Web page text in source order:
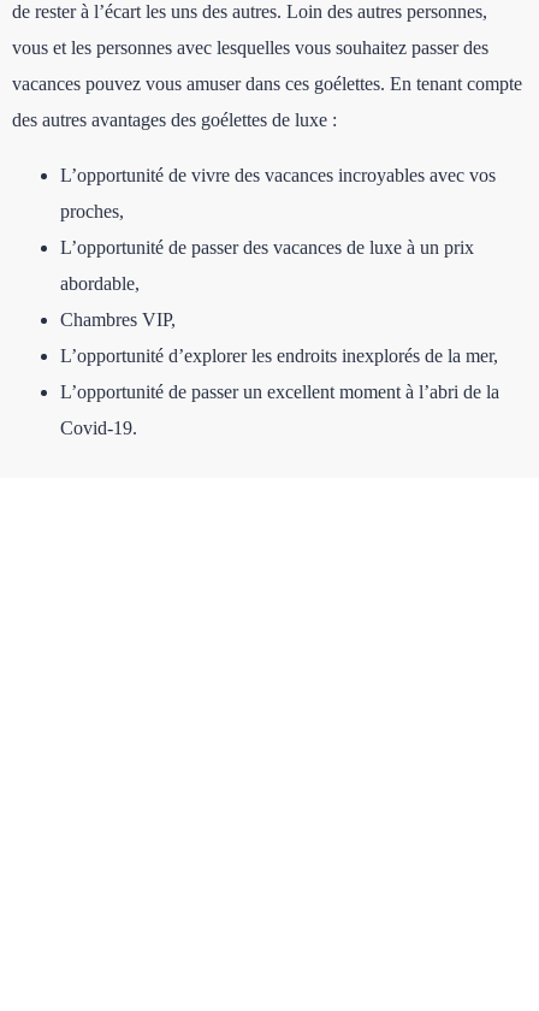
de rester à l’écart les uns des autres. Loin des autres personnes,
vous et les personnes avec lesquelles vous souhaitez passer des
vacances pouvez vous amuser dans ces goélettes. En tenant compte
des autres avantages des goélettes de luxe :
L’opportunité de vivre des vacances incroyables avec vos
proches,
L’opportunité de passer des vacances de luxe à un prix
abordable,
Chambres VIP,
L’opportunité d’explorer les endroits inexplorés de la mer,
L’opportunité de passer un excellent moment à l’abri de la
Covid-19.